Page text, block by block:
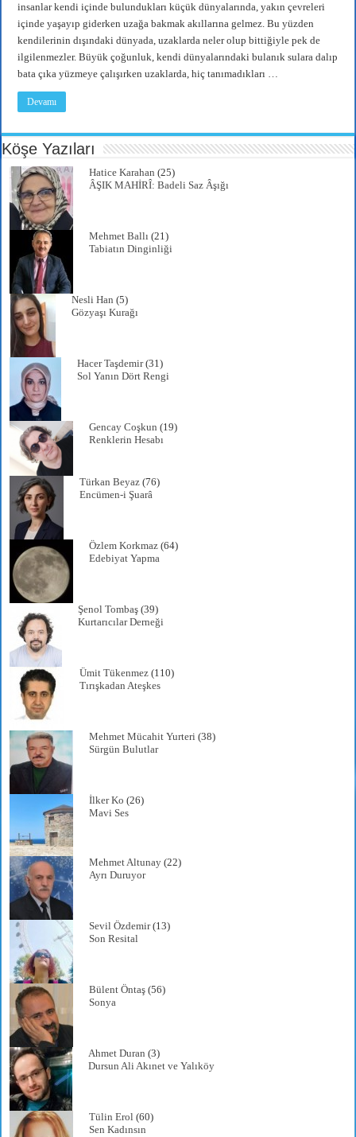
insanlar kendi içinde bulundukları küçük dünyalarında, yakın çevreleri
içinde yaşayıp giderken uzağa bakmak akıllarına gelmez. Bu yüzden
kendilerinin dışındaki dünyada, uzaklarda neler olup bittiğiyle pek de
ilgilenmezler. Büyük çoğunluk, kendi dünyalarındaki bulanık sulara dalıp
bata çıka yüzmeye çalışırken uzaklarda, hiç tanımadıkları …
Devamı
Köşe Yazıları
Hatice Karahan (25)
ÂŞIK MAHİRÎ: Badeli Saz Âşığı
Mehmet Ballı (21)
Tabiatın Dinginliği
Nesli Han (5)
Gözyaşı Kurağı
Hacer Taşdemir(31)
Sol Yanın Dört Rengi
Gencay Coşkun (19)
Renklerin Hesabı
Türkan Beyaz (76)
Encümen-i Şuarâ
Özlem Korkmaz (64)
Edebiyat Yapma
Şenol Tombaş (39)
Kurtarıcılar Derneği
Ümit Tükenmez (110)
Tırışkadan Ateşkes
Mehmet Mücahit Yurteri (38)
Sürgün Bulutlar
İlker Ko (26)
Mavi Ses
Mehmet Altunay (22)
Ayrı Duruyor
Sevil Özdemir(13)
Son Resital
Bülent Öntaş (56)
Sonya
Ahmet Duran (3)
Dursun Ali Akınet ve Yalıköy
Tülin Erol (60)
Sen Kadınsın